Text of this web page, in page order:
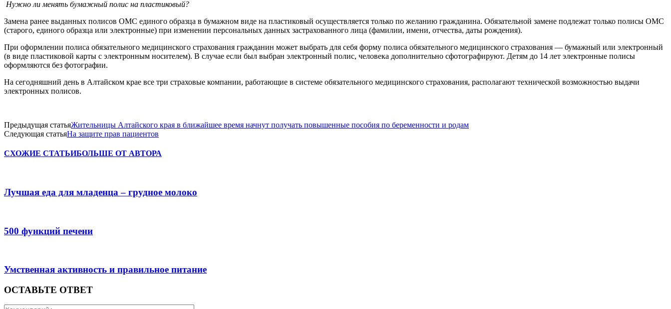
Нужно ли менять бумажный полис на пластиковый?
Замена ранее выданных полисов ОМС единого образца в бумажном виде на пластиковый осуществляется только по желанию гражданина. Обязательной замене подлежат только полисы ОМС
(старого, единого образца или электронные) при изменении персональных данных застрахованного лица (фамилии, имени, отчества, даты рождения).
При оформлении полиса обязательного медицинского страхования гражданин может выбрать для себя форму полиса обязательного медицинского страхования — бумажный или электронный
(в виде пластиковой карты с электронным носителем). В случае если был выбран электронный полис, человека дополнительно сфотографируют. Детям до 14 лет электронные полисы
оформляются без фотографии.
На сегодняшний день в Алтайском крае все три страховые компании, работающие в системе обязательного медицинского страхования, располагают технической возможностью выдачи
электронных полисов.
Предыдущая статьяЖительницы Алтайского края в ближайшее время начнут получать повышенные пособия по беременности и родам
Следующая статьяНа защите прав пациентов
СХОЖИЕ СТАТЬИБОЛЬШЕ ОТ АВТОРА
Лучшая еда для младенца – грудное молоко
500 функций печени
Умственная активность и правильное питание
ОСТАВЬТЕ ОТВЕТ